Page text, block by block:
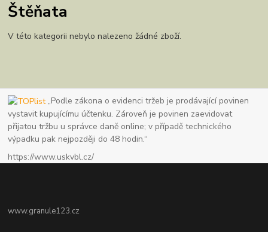
Štěňata
V této kategorii nebylo nalezeno žádné zboží.
„Podle zákona o evidenci tržeb je prodávající povinen
vystavit kupujícímu účtenku. Zároveň je povinen zaevidovat
přijatou tržbu u správce daně online; v případě technického
výpadku pak nejpozději do 48 hodin.“
https://www.uskvbl.cz/
www.granule123.cz